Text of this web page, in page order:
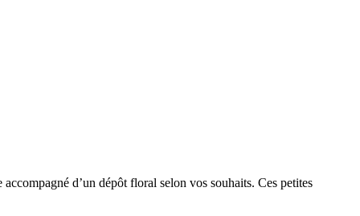
d’un dépôt floral selon vos souhaits. Ces petites